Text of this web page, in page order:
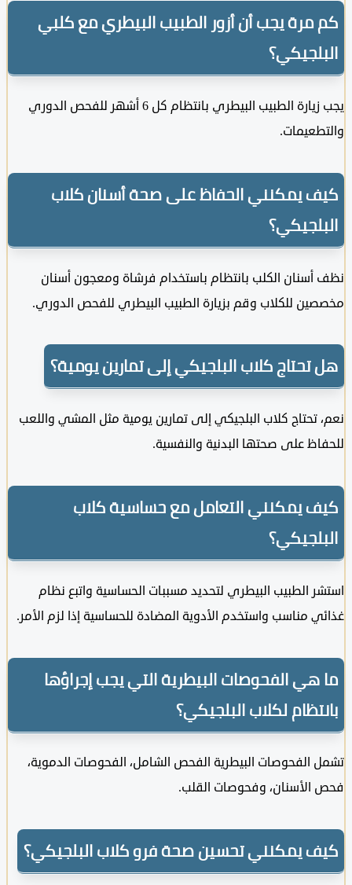
يجب أن أزور الطبيب البيطري مع كلبي
يجب زيارة الطبيب البيطري بانتظام كل 6 أشهر للفحص الدوري
يمكنني الحفاظ على صحة أسنان كلاب
الكلب بانتظام باستخدام فرشاة ومعجون أسنان
للكلاب وقم بزيارة الطبيب البيطري للفحص الدوري.
كلاب البلجيكي إلى تمارين يومية؟
تحتاج كلاب البلجيكي إلى تمارين يومية مثل المشي واللعب
على صحتها البدنية والنفسية.
يمكنني التعامل مع حساسية كلاب
الطبيب البيطري لتحديد مسببات الحساسية واتبع نظام
مناسب واستخدم الأدوية المضادة للحساسية إذا لزم الأمر.
الفحوصات البيطرية التي يجب إجراؤها
لكلاب البلجيكي؟
الفحوصات البيطرية الفحص الشامل، الفحوصات الدموية،
وفحوصات القلب.
يمكنني تحسين صحة فرو كلاب البلجيكي؟